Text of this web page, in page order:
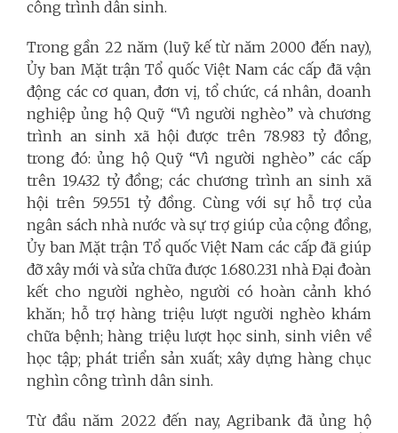
công trình dân sinh.
Trong gần 22 năm (luỹ kế từ năm 2000 đến nay),
Ủy ban Mặt trận Tổ quốc Việt Nam các cấp đã vận
động các cơ quan, đơn vị, tổ chức, cá nhân, doanh
nghiệp ủng hộ Quỹ “Vì người nghèo” và chương
trình an sinh xã hội được trên 78.983 tỷ đồng,
trong đó: ủng hộ Quỹ “Vì người nghèo” các cấp
trên 19.432 tỷ đồng; các chương trình an sinh xã
hội trên 59.551 tỷ đồng. Cùng với sự hỗ trợ của
ngân sách nhà nước và sự trợ giúp của cộng đồng,
Ủy ban Mặt trận Tổ quốc Việt Nam các cấp đã giúp
đỡ xây mới và sửa chữa được 1.680.231 nhà Đại đoàn
kết cho người nghèo, người có hoàn cảnh khó
khăn; hỗ trợ hàng triệu lượt người nghèo khám
chữa bệnh; hàng triệu lượt học sinh, sinh viên về
học tập; phát triển sản xuất; xây dựng hàng chục
nghìn công trình dân sinh.
Từ đầu năm 2022 đến nay, Agribank đã ủng hộ